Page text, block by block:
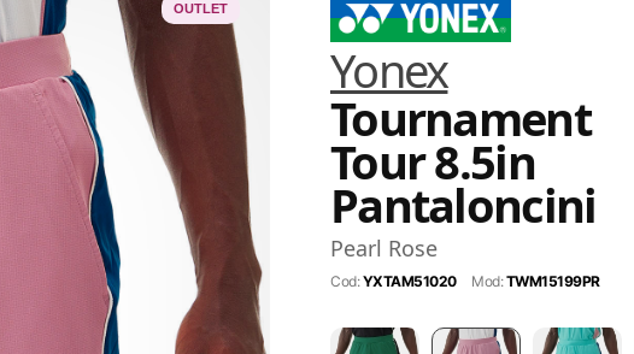
Yonex
Tournament
Tour 8.5in
Pantaloncini
Pearl Rose
Cod:YXTAM51020Mod:TWM15199PR
OUTLET